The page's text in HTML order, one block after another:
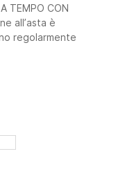
TEMPO CON
all’asta è
regolarmente